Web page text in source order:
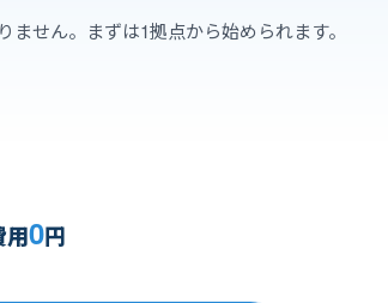
せん。まずは1拠点から始められます。
用0円